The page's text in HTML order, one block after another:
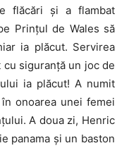
flăcări și a flambat
Prințul de Wales să
ia plăcut. Servirea
siguranță un joc de
ia plăcut! A numit
onoarea unei femei
A doua zi, Henric
panama și un baston